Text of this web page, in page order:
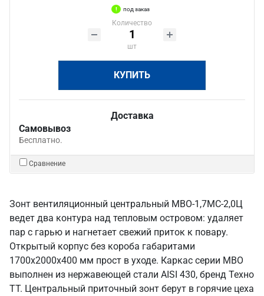
под заказ
Количество
шт
КУПИТЬ
Доставка
Самовывоз
Бесплатно.
Сравнение
Зонт вентиляционный центральный МВО-1,7МС-2,0Ц
ведет два контура над тепловым островом: удаляет
пар с гарью и нагнетает свежий приток к повару.
Открытый корпус без короба габаритами
1700х2000х400 мм прост в уходе. Каркас серии МВО
выполнен из нержавеющей стали AISI 430, бренд Техно
ТТ. Центральный приточный зонт берут в горячие цеха